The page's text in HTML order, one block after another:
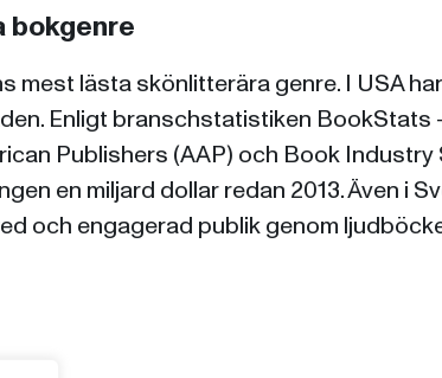
bokgenre
mest lästa skönlitterära genre. I USA
Enligt branschstatistiken BookStats
Publishers (AAP) och Book Industry
en miljard dollar redan 2013. Även i
och engagerad publik genom